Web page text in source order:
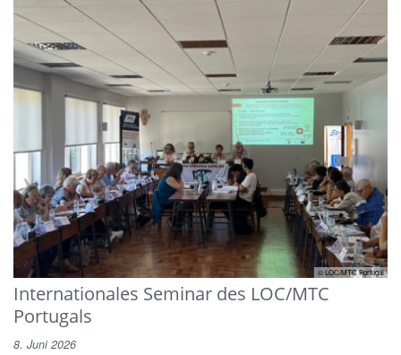
© LOC/MTC Portugal
Internationales Seminar des LOC/MTC
Portugals
8. Juni 2026